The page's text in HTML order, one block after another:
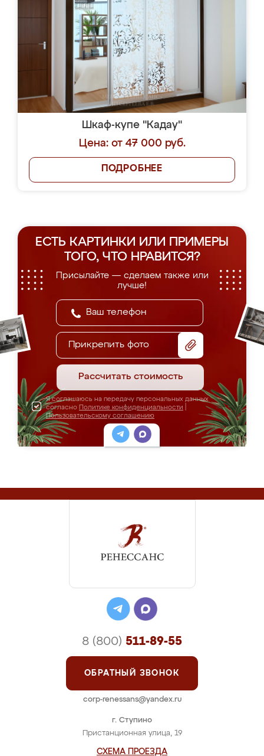
Шкаф-купе "Кадау"
Цена: от 47 000 руб.
ПОДРОБНЕЕ
ЕСТЬ КАРТИНКИ ИЛИ ПРИМЕРЫ
ТОГО, ЧТО НРАВИТСЯ?
Присылайте — сделаем также или
лучше!
Прикрепить фото
Рассчитать стоимость
Я соглашаюсь на передачу персональных данных
согласно Политике конфиденциальности
Пользовательскому соглашению
г. Ступино
Пристанционная улица, 19
СХЕМА ПРОЕЗДА
8 (800) 511-89-55
ОБРАТНЫЙ ЗВОНОК
corp-renessans@yandex.ru